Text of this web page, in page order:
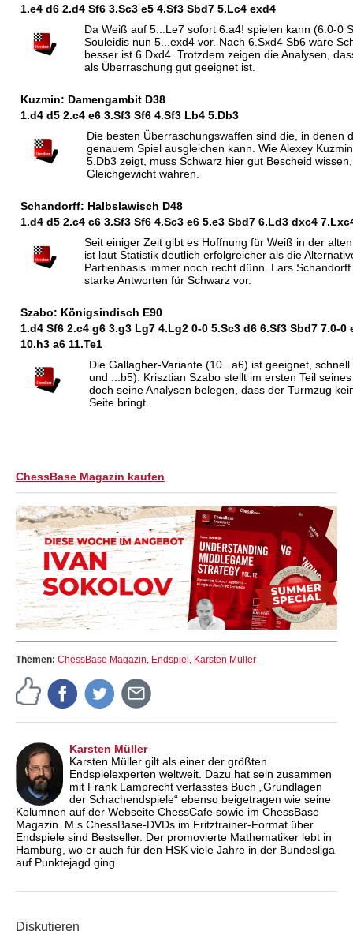
1.e4 d6 2.d4 Sf6 3.Sc3 e5 4.Sf3 Sbd7 5.Lc4 exd4
Da Weiß auf 5...Le7 sofort 6.a4! spielen kann (6.0-0
Souleidis nun 5...exd4 vor. Nach 6.Sxd4 Sb6 wäre
besser ist 6.Dxd4. Trotzdem zeigen die Analysen,
als Überraschung gut geeignet ist.
Kuzmin: Damengambit D38
1.d4 d5 2.c4 e6 3.Sf3 Sf6 4.Sf3 Lb4 5.Db3
Die besten Überraschungswaffen sind die, in denen
genauem Spiel ausgleichen kann. Wie Alexey
5.Db3 zeigt, muss Schwarz hier gut Bescheid
Gleichgewicht wahren.
Schandorff: Halbslawisch D48
1.d4 d5 2.c4 c6 3.Sf3 Sf6 4.Sc3 e6 5.e3 Sbd7 6.Ld3 dxc4 7.L
Seit einiger Zeit gibt es Hoffnung für Weiß in der
ist laut Statistik deutlich erfolgreicher als die
Partienbasis immer noch recht dünn. Lars
starke Antworten für Schwarz vor.
Szabo: Königsindisch E90
1.d4 Sf6 2.c4 g6 3.g3 Lg7 4.Lg2 0-0 5.Sc3 d6 6.Sf3 Sbd7 7.0-0
10.h3 a6 11.Te1
Die Gallagher-Variante (10...a6) ist geeignet,
und ...b5). Krisztian Szabo stellt im ersten Teil
doch seine Analysen belegen, dass der Turmzug
Seite bringt.
ChessBase Magazin kaufen
Themen: ChessBase Magazin, Endspiel , Karsten Müller
Karsten Müller
Karsten Müller gilt als einer der größten
Endspielexperten weltweit. Dazu hat sein zusammen
mit Frank Lamprecht verfasstes Buch „Grundlagen
der Schachendspiele“ ebenso beigetragen wie seine
Kolumnen auf der Webseite ChessCafe sowie im ChessBase
Magazin. M.s ChessBase-DVDs im Fritztrainer-Format über
Endspiele sind Bestseller. Der promovierte Mathematiker lebt in
Hamburg, wo er auch für den HSK viele Jahre in der Bundesliga
auf Punktejagd ging.
Diskutieren